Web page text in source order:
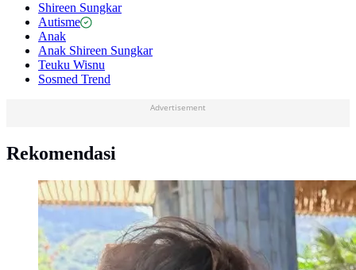
Shireen Sungkar
Autisme
Anak
Anak Shireen Sungkar
Teuku Wisnu
Sosmed Trend
Advertisement
Rekomendasi